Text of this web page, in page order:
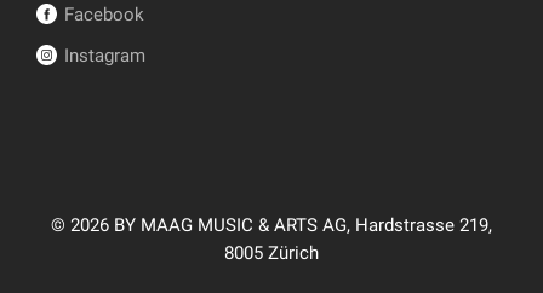
Facebook
Instagram
© 2026 BY MAAG MUSIC & ARTS AG, Hardstrasse 219,
8005 Zürich